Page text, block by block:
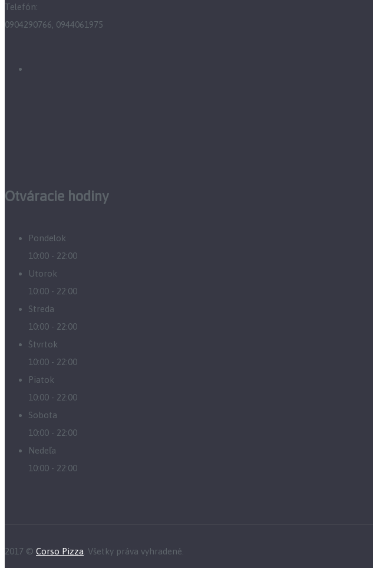
Telefón:
0904290766, 0944061975
Otváracie hodiny
Pondelok
10:00 - 22:00
Utorok
10:00 - 22:00
Streda
10:00 - 22:00
Štvrtok
10:00 - 22:00
Piatok
10:00 - 22:00
Sobota
10:00 - 22:00
Nedeľa
10:00 - 22:00
2017 © Corso Pizza . Všetky práva vyhradené.